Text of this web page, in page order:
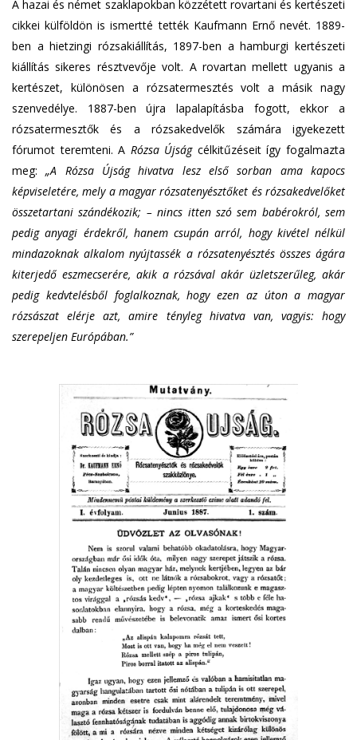
A hazai és német szaklapokban közzétett rovartani és kertészeti
cikkei külföldön is ismertté tették Kaufmann Ernő nevét. 1889-
ben a hietzingi rózsakiállítás, 1897-ben a hamburgi kertészeti
kiállítás sikeres résztvevője volt. A rovartan mellett ugyanis a
kertészet, különösen a rózsatermesztés volt a másik nagy
szenvedélye. 1887-ben újra lapalapításba fogott, ekkor a
rózsatermesztők és a rózsakedvelők számára igyekezett
fórumot teremteni. A Rózsa Újságcélkitűzéseit így fogalmazta
meg:„A Rózsa Újság hivatva lesz első sorban ama kapocs
képviseletére, mely a magyar rózsatenyésztőket és rózsakedvelőket
összetartani szándékozik; – nincs itten szó sem babérokról, sem
pedig anyagi érdekről, hanem csupán arról, hogy kivétel nélkül
mindazoknak alkalom nyújtassék a rózsatenyésztés összes ágára
kiterjedő eszmecserére, akik a rózsával akár üzletszerűleg, akár
pedig kedvtelésből foglalkoznak, hogy ezen az úton a magyar
rózsászat elérje azt, amire tényleg hivatva van, vagyis: hogy
szerepeljen Európában.”